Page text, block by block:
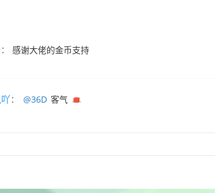
： 感谢大佬的金币支持
： @36D 客气